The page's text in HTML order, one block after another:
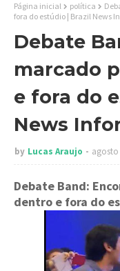
Página inicial política
fora do estúdio | Brazil News
Debate
marcado
e fora do
News
by Lucas Araujo agosto
Debate Band:
dentro e fora do